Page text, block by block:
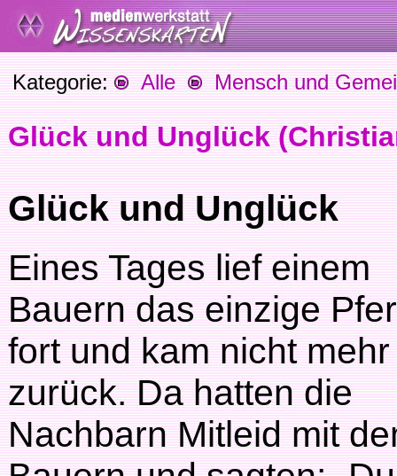
Kategorie: Alle Mensch und
Glück und Unglück
Glück und Unglück
Eines Tages lief einem
Bauern das einzige
fort und kam nicht mehr
zurück. Da hatten die
Nachbarn Mitleid mit